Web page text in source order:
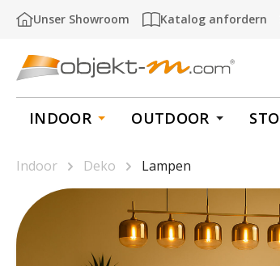
Hauptinhalt springen
Zur Suche springen
Zur Hauptnavigation springen
Unser Showroom Katalog anfordern
INDOOR OUTDOOR
Indoor Deko Lampen